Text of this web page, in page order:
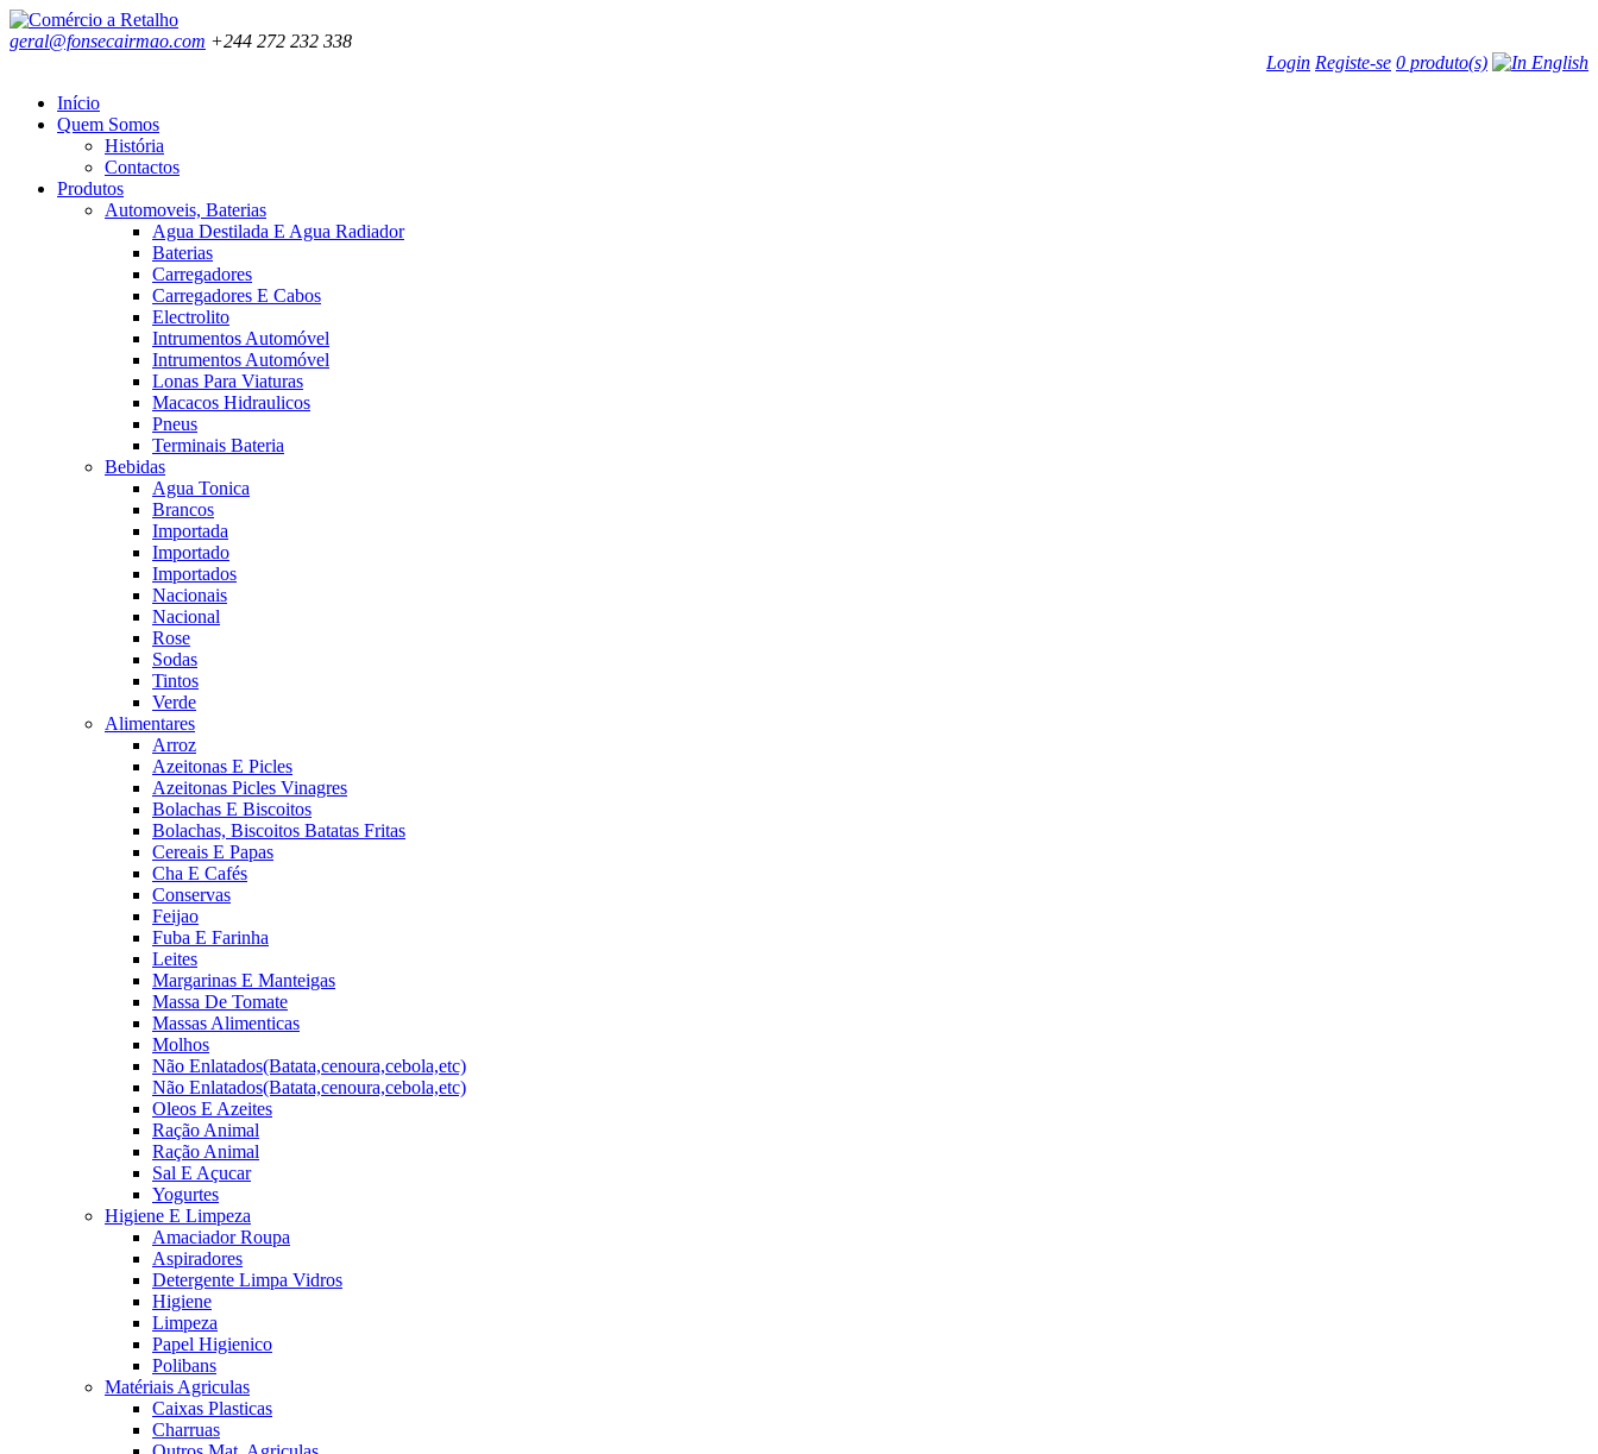
geral@fonsecairmao.com +244 272 232 338
Login Registe-se 0 produto(s)
Início
Quem Somos
História
Contactos
Produtos
Automoveis, Baterias
Agua Destilada E Agua Radiador
Baterias
Carregadores
Carregadores E Cabos
Electrolito
Intrumentos Automóvel
Intrumentos Automóvel
Lonas Para Viaturas
Macacos Hidraulicos
Pneus
Terminais Bateria
Bebidas
Agua Tonica
Brancos
Importada
Importado
Importados
Nacionais
Nacional
Rose
Sodas
Tintos
Verde
Alimentares
Arroz
Azeitonas E Picles
Azeitonas Picles Vinagres
Bolachas E Biscoitos
Bolachas, Biscoitos Batatas Fritas
Cereais E Papas
Cha E Cafés
Conservas
Feijao
Fuba E Farinha
Leites
Margarinas E Manteigas
Massa De Tomate
Massas Alimenticas
Molhos
Não Enlatados(Batata,cenoura,cebola,etc)
Não Enlatados(Batata,cenoura,cebola,etc)
Oleos E Azeites
Ração Animal
Ração Animal
Sal E Açucar
Yogurtes
Higiene E Limpeza
Amaciador Roupa
Aspiradores
Detergente Limpa Vidros
Higiene
Limpeza
Papel Higienico
Polibans
Matériais Agriculas
Caixas Plasticas
Charruas